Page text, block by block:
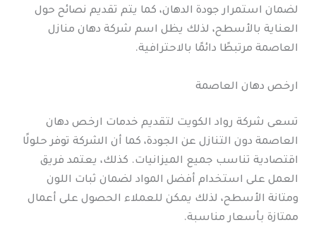
لضمان استمرار جودة الدهان، كما يتم تقديم نصائح حول
العناية بالأسطح، لذلك يظل اسم شركة دهان منازل
العاصمة مرتبطًا دائمًا بالاحترافية.
ارخص دهان العاصمة
تسعى شركة رواد الكويت لتقديم خدمات ارخص دهان
العاصمة دون التنازل عن الجودة، كما أن الشركة توفر حلولًا
اقتصادية تناسب جميع الميزانيات. كذلك، يعتمد فريق
العمل على استخدام أفضل المواد لضمان ثبات اللون
ومتانة الأسطح، لذلك يمكن للعملاء الحصول على أعمال
ممتازة بأسعار مناسبة.